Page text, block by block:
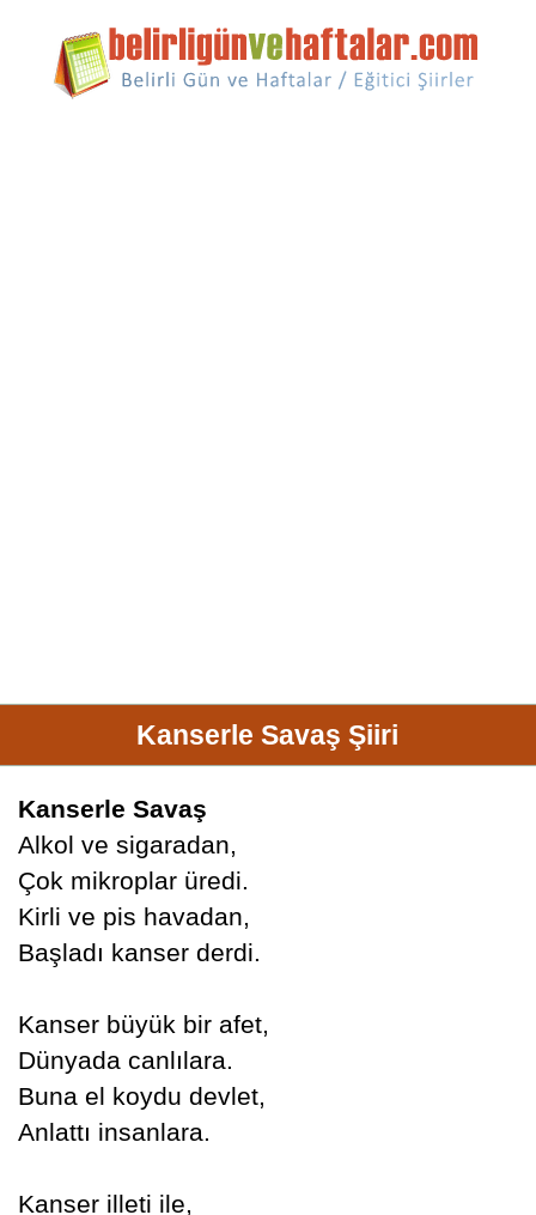
Kanserle Savaş Şiiri
Kanserle Savaş
Alkol ve sigaradan,
Çok mikroplar üredi.
Kirli ve pis havadan,
Başladı kanser derdi.
Kanser büyük bir afet,
Dünyada canlılara.
Buna el koydu devlet,
Anlattı insanlara.
Kanser illeti ile,